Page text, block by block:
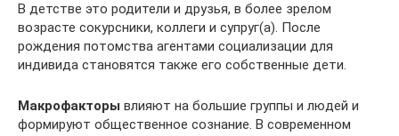
В детстве это родители и друзья, в более зрелом
возрасте сокурсники, коллеги и супруг(а). После
рождения потомства агентами социализации для
индивида становятся также его собственные дети.
Макрофакторы влияют на большие группы и людей и
формируют общественное сознание. В современном